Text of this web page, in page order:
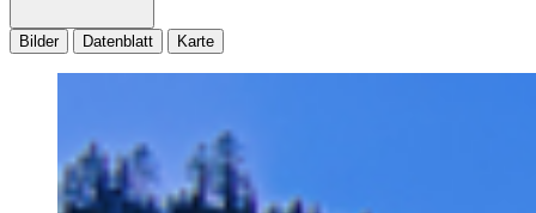
Bilder Datenblatt Karte